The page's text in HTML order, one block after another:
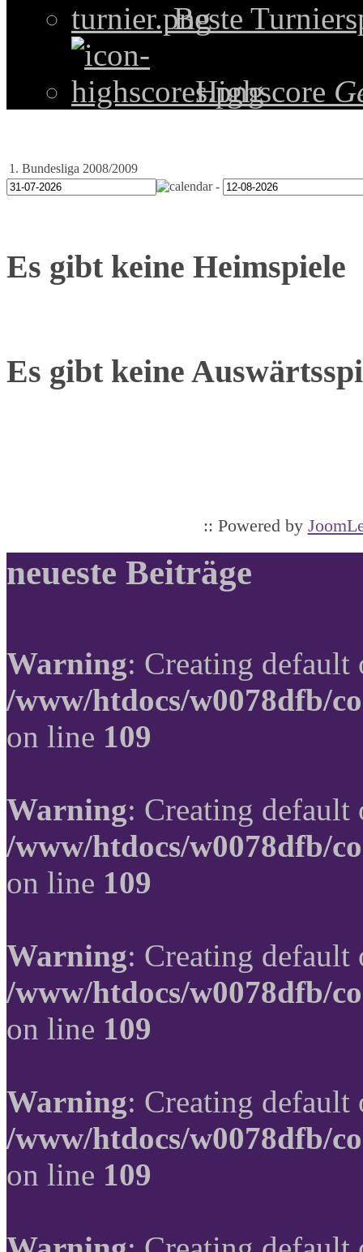
Beste
Highscore
1. Bundesliga 2008/2009
-
Es gibt keine Heimspiele
Es gibt keine
:: Powered by
neueste Beiträge
Warning: Creating
/www/htdocs/w0078dfb/
on line 109
Warning: Creating
/www/htdocs/w0078dfb/
on line 109
Warning: Creating
/www/htdocs/w0078dfb/
on line 109
Warning: Creating
/www/htdocs/w0078dfb/
on line 109